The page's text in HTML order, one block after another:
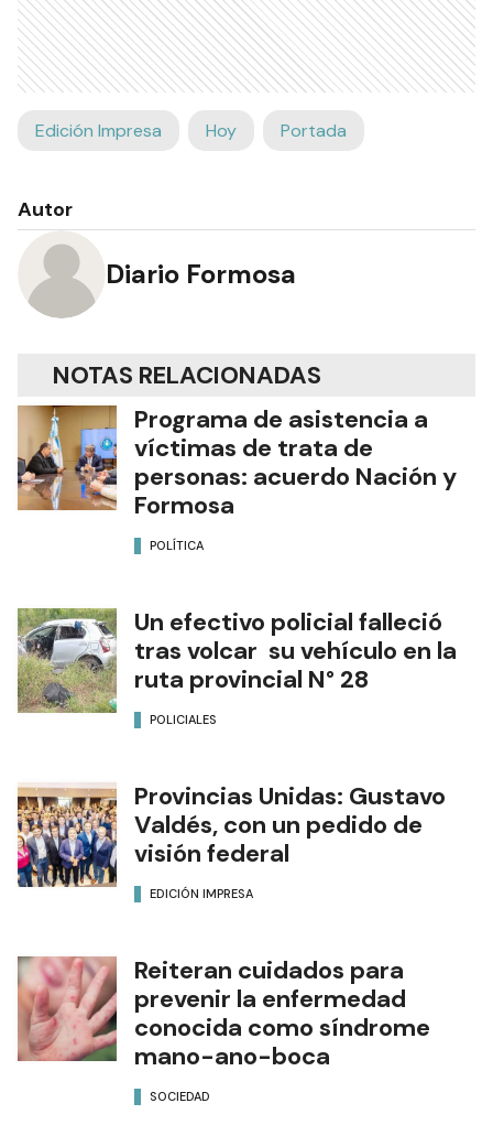
Edición Impresa Hoy Portada
Autor
Diario Formosa
NOTAS RELACIONADAS
Programa de asistencia a
víctimas de trata de
personas: acuerdo Nación y
Formosa
POLÍTICA
Un efectivo policial falleció
tras volcar su vehículo en la
ruta provincial N° 28
POLICIALES
Provincias Unidas: Gustavo
Valdés, con un pedido de
visión federal
EDICIÓN IMPRESA
Reiteran cuidados para
prevenir la enfermedad
conocida como síndrome
mano-ano-boca
SOCIEDAD